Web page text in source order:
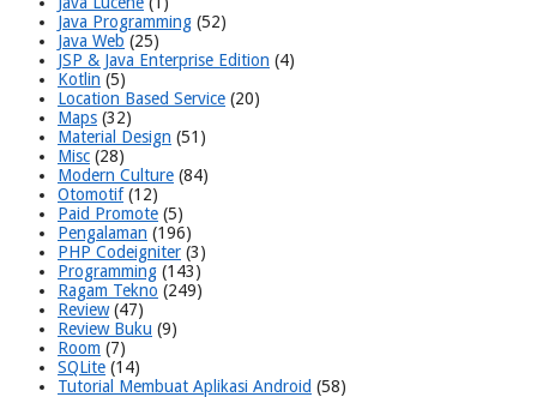
Java Programming (52)
Java Web (25)
JSP & Java Enterprise Edition (4)
Kotlin (5)
Location Based Service (20)
Maps (32)
Material Design (51)
Misc (28)
Modern Culture (84)
Otomotif(12)
Paid Promote (5)
Pengalaman (196)
PHP Codeigniter (3)
Programming (143)
Ragam Tekno (249)
Review(47)
Review Buku (9)
Room (7)
SQLite (14)
Tutorial Membuat Aplikasi Android (58)